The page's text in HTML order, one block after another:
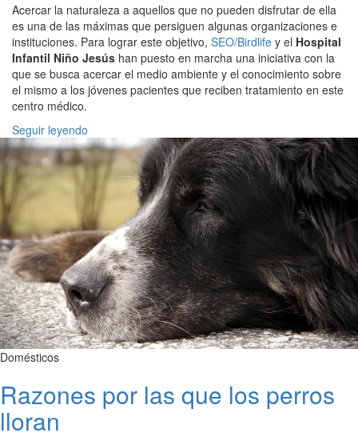
Acercar la naturaleza a aquellos que no pueden disfrutar de ella
es una de las máximas que persiguen algunas organizaciones e
instituciones. Para lograr este objetivo, SEO/Birdlife y el Hospital
Infantil Niño Jesús han puesto en marcha una iniciativa con la
que se busca acercar el medio ambiente y el conocimiento sobre
el mismo a los jóvenes pacientes que reciben tratamiento en este
centro médico.
Seguir leyendo
Domésticos
Razones por las que los perros
lloran